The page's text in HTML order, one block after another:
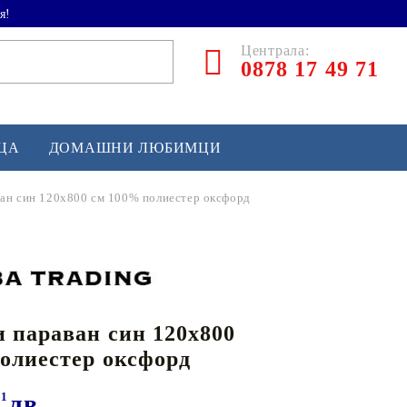
Централа:
0878 17 49 71
и софтбол
и лакрос
спортно оборудване
ДОМАШНИ ЛЮБИМЦИ
син 120x800 см 100% полиестер оксфорд
параван син 120x800
оксфорд